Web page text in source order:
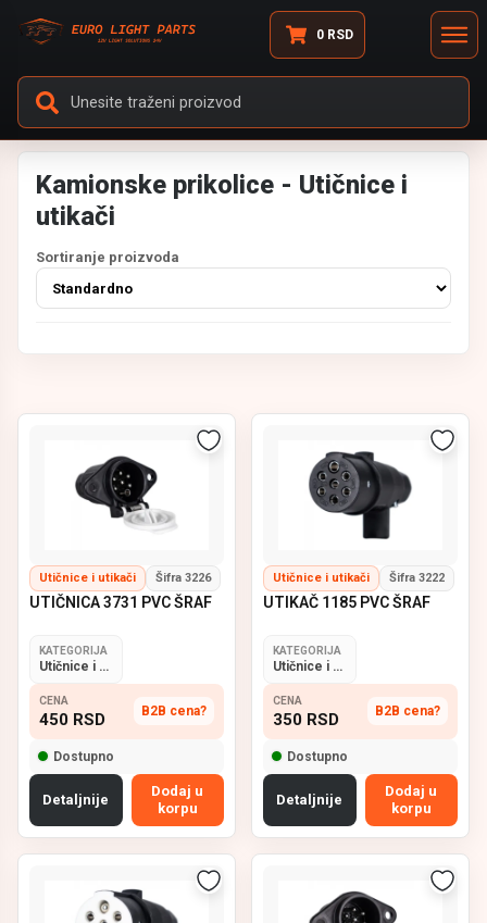
0 RSD
Kamionske prikolice - Utičnice i
utikači
Sortiranje proizvoda
Utičnice i utikači Šifra 3226
UTIČNICA 3731 PVC ŠRAF
KATEGORIJA
Utičnice i utikači
CENA
450 RSD B2B cena?
Dostupno
Detaljnije
Dodaj u
korpu
Utičnice i utikači Šifra 3222
UTIKAČ 1185 PVC ŠRAF
KATEGORIJA
Utičnice i utikači
CENA
350 RSD B2B cena?
Dostupno
Detaljnije
Dodaj u
korpu